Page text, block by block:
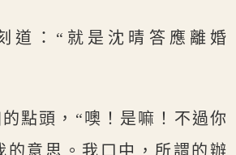
道：“就是沈晴答應離婚
點頭，“噢！是嘛！不過你
的意思。我口中，所謂的辦